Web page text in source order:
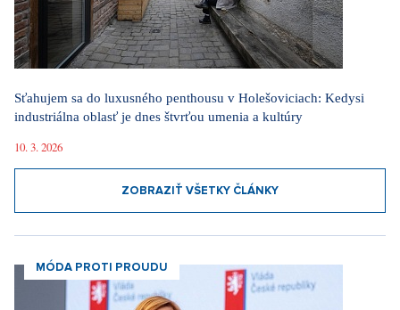
Sťahujem sa do luxusného penthousu v Holešoviciach: Kedysi
industriálna oblasť je dnes štvrťou umenia a kultúry
10. 3. 2026
ZOBRAZIŤ VŠETKY ČLÁNKY
MÓDA PROTI PROUDU